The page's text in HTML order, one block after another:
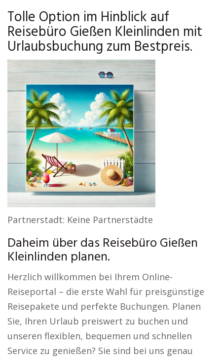
Tolle Option im Hinblick auf
Reisebüro Gießen Kleinlinden mit
Urlaubsbuchung zum Bestpreis.
Partnerstadt: Keine Partnerstädte
Daheim über das Reisebüro Gießen
Kleinlinden planen.
Herzlich willkommen bei Ihrem Online-
Reiseportal – die erste Wahl für preisgünstige
Reisepakete und perfekte Buchungen. Planen
Sie, Ihren Urlaub preiswert zu buchen und
unseren flexiblen, bequemen und schnellen
Service zu genießen? Sie sind bei uns genau